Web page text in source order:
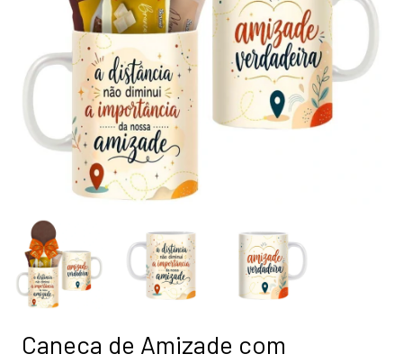
Caneca de Amizade com